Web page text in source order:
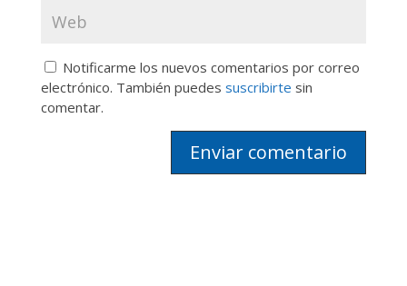
Notificarme los nuevos comentarios por correo
electrónico. También puedes suscribirte sin
comentar.